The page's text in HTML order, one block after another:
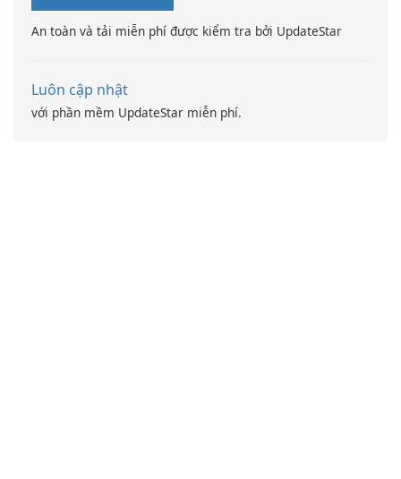
An toàn và tải miễn phí được kiểm tra bởi UpdateStar
Luôn cập nhật
với phần mềm UpdateStar miễn phí.